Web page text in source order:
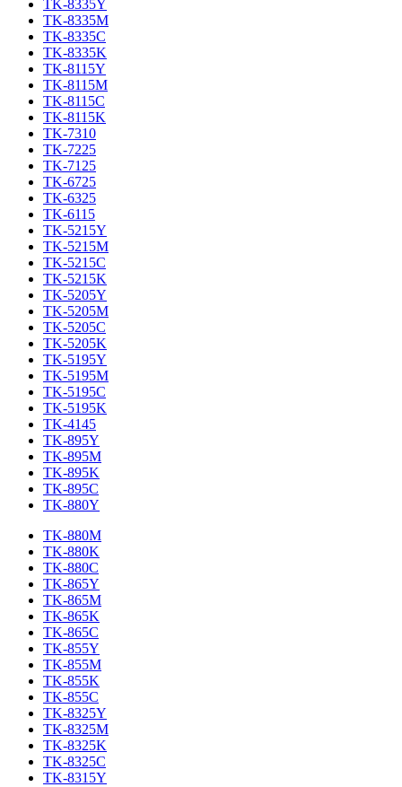
TK-8335Y
TK-8335M
TK-8335C
TK-8335K
TK-8115Y
TK-8115M
TK-8115C
TK-8115K
TK-7310
TK-7225
TK-7125
TK-6725
TK-6325
TK-6115
TK-5215Y
TK-5215M
TK-5215C
TK-5215K
TK-5205Y
TK-5205M
TK-5205C
TK-5205K
TK-5195Y
TK-5195M
TK-5195C
TK-5195K
TK-4145
TK-895Y
TK-895M
TK-895K
TK-895C
TK-880Y
TK-880M
TK-880K
TK-880C
TK-865Y
TK-865M
TK-865K
TK-865C
TK-855Y
TK-855M
TK-855K
TK-855C
TK-8325Y
TK-8325M
TK-8325K
TK-8325C
TK-8315Y